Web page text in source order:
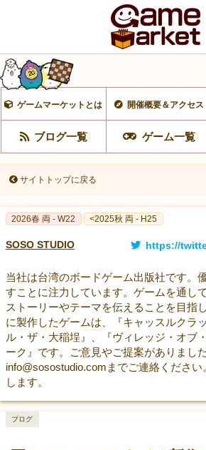
ゲームマーケットとは 開催概要＆アクセス
ブログ一覧 ゲーム一覧
サイトトップに戻る
2026春 両 - W22 <2025秋 両 - H25
SOSO STUDIO https://
当社は台湾のボードゲーム出版社です。
すことに注力しています。ゲームを通し
ストーリーやテーマを伝えることを目指
に製作したゲームは、『キャッスルクラ
ル・ザ・大稲埕』、『ヴィレッジ・オブ
ーク』です。ご意見やご提案がありました
info@sosostudio.comまでご連絡くださ
します。
ブログ